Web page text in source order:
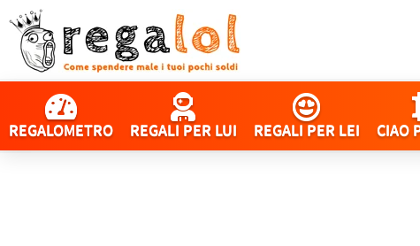
REGALOMETRO REGALI PER LUI REGALI PER LEI CIAO